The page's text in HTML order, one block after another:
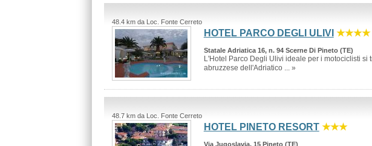
48.4 km da Loc. Fonte Cerreto
HOTEL PARCO DEGLI ULIVI ★★★★
Statale Adriatica 16, n. 94 Scerne Di Pineto (TE)
L'Hotel Parco Degli Ulivi ideale per i motociclisti si
abruzzese dell'Adriatico ... »
48.7 km da Loc. Fonte Cerreto
HOTEL PINETO RESORT ★★★
Via Jugoslavia, 15 Pineto (TE)